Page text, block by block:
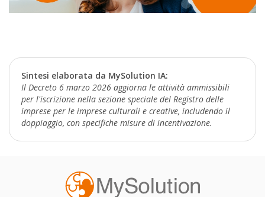
Sintesi elaborata da MySolution IA:
Il Decreto 6 marzo 2026 aggiorna le attività ammissibili
per l'iscrizione nella sezione speciale del Registro delle
imprese per le imprese culturali e creative, includendo il
doppiaggio, con specifiche misure di incentivazione.